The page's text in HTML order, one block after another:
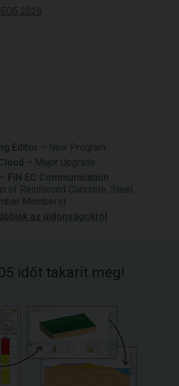
Editor – New Program
– Major Upgrade
FIN EC Communication
of Reinforced Concrete, Steel,
Members)
az újdonságokról
időt takarít meg!